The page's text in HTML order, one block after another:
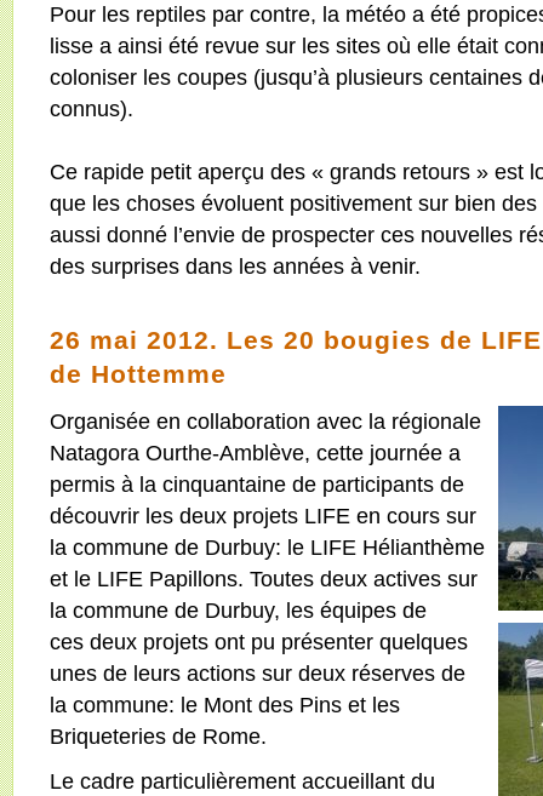
Pour les reptiles par contre, la météo a été
lisse a ainsi été revue sur les sites où elle était
coloniser les coupes (jusqu’à plusieurs centaines
connus).
Ce rapide petit aperçu des « grands retours » est
que les choses évoluent positivement sur bien
aussi donné l’envie de prospecter ces nouvelles
des surprises dans les années à venir.
26 mai 2012. Les 20 bougies de
de Hottemme
Organisée en collaboration avec la régionale
Natagora Ourthe-Amblève, cette journée a
permis à la cinquantaine de participants de
découvrir les deux projets LIFE en cours sur
la commune de Durbuy: le LIFE Hélianthème
et le LIFE Papillons. Toutes deux actives sur
la commune de Durbuy, les équipes de
ces deux projets ont pu présenter quelques
unes de leurs actions sur deux réserves de
la commune: le Mont des Pins et les
Briqueteries de Rome.
Le cadre particulièrement accueillant du